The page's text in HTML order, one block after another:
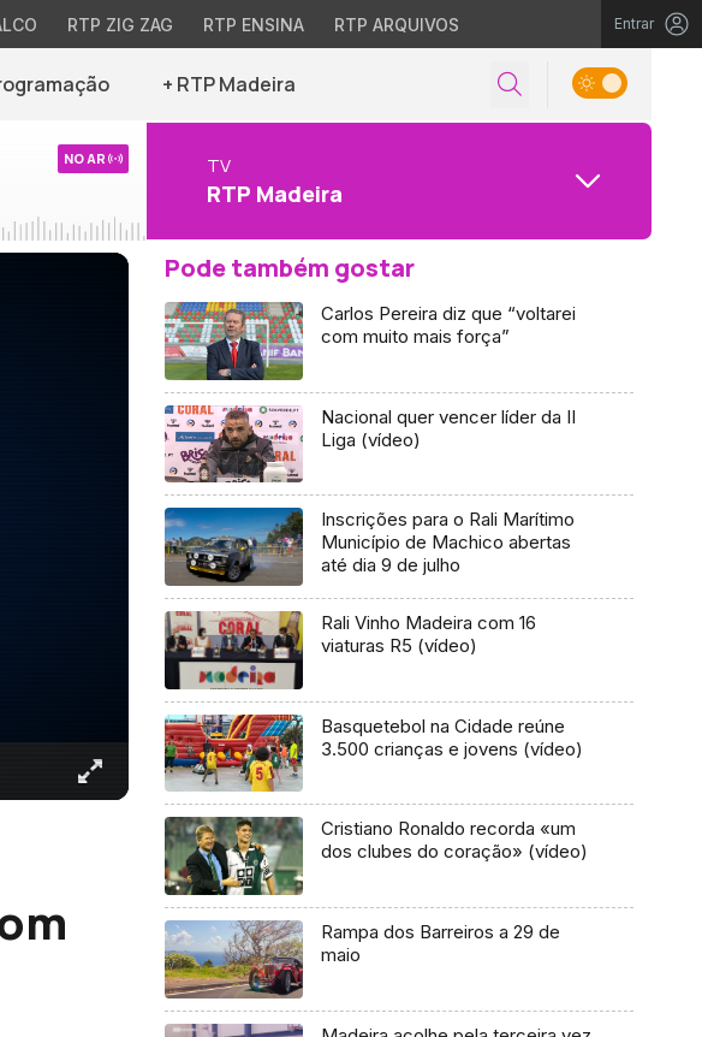
RTP ZIG ZAG RTP ENSINA RTP ARQUIVOS Entrar
+ RTP Madeira
NO AR TV
RTP Madeira
Pode também gostar
Carlos Pereira diz que “voltarei
com muito mais força”
Nacional quer vencer líder da II
Liga (vídeo)
Inscrições para o Rali Marítimo
Município de Machico abertas
até dia 9 de julho
Rali Vinho Madeira com 16
viaturas R5 (vídeo)
Basquetebol na Cidade reúne
3.500 crianças e jovens (vídeo)
Cristiano Ronaldo recorda «um
dos clubes do coração» (vídeo)
Rampa dos Barreiros a 29 de
maio